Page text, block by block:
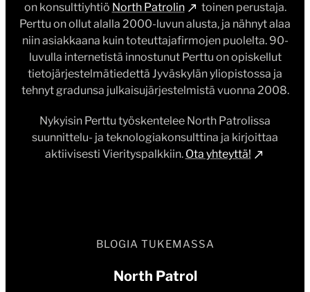
on konsulttiyhtiö North Patrolin
toinen perustaja.
Perttu on ollut alalla 2000-luvun alusta, ja nähnyt alaa
niin asiakkaana kuin toteuttajafirmojen puolelta. 90-
luvulla internetistä innostunut Perttu on opiskellut
tietojärjestelmätiedettä Jyväskylän yliopistossa ja
tehnyt gradunsa julkaisujärjestelmistä vuonna 2008.
Nykyisin Perttu työskentelee North Patrolissa
suunnittelu- ja teknologiakonsulttina ja kirjoittaa
aktiivisesti Vierityspalkkiin. Ota yhteyttä!
BLOGIA TUKEMASSA
North Patrol